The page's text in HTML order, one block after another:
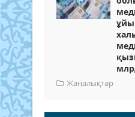
Жаңалықтар